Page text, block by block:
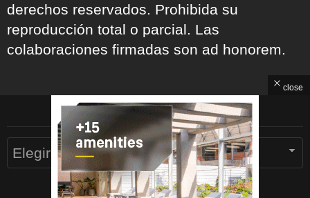
derechos reservados. Prohibida su
reproducción total o parcial. Las
colaboraciones firmadas son ad honorem.
ARCHIVOS
Archivos
close